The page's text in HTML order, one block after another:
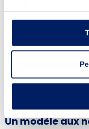
production est
qui ne remonte pas sur
opportunité à connecter
hydroélectrique de
énergétique et territoriale.
Un modèle aux